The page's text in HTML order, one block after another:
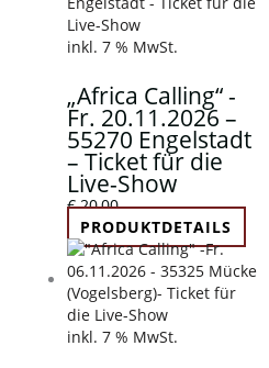
inkl. 7 % MwSt.
„Africa Calling“ -
Fr. 20.11.2026 –
55270 Engelstadt
– Ticket für die
Live-Show
€20,00
PRODUKTDETAILS
inkl. 7 % MwSt.